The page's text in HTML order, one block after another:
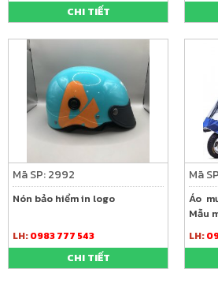
CHI TIẾT
Mã SP: 2992
Nón bảo hiểm in logo
LH:0983 777 543
CHI TIẾT
Mã
Áo
Mẫu
LH: